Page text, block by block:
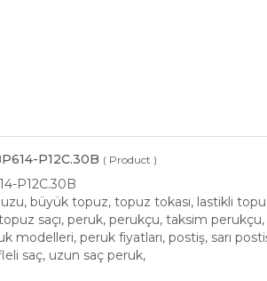
P12C.30B ( Product )
P12C.30B
büyük topuz, topuz tokası, lastikli
saçı, peruk, perukçu, taksim
modelleri, peruk fiyatları, postiş, sarı
saç, uzun saç peruk,